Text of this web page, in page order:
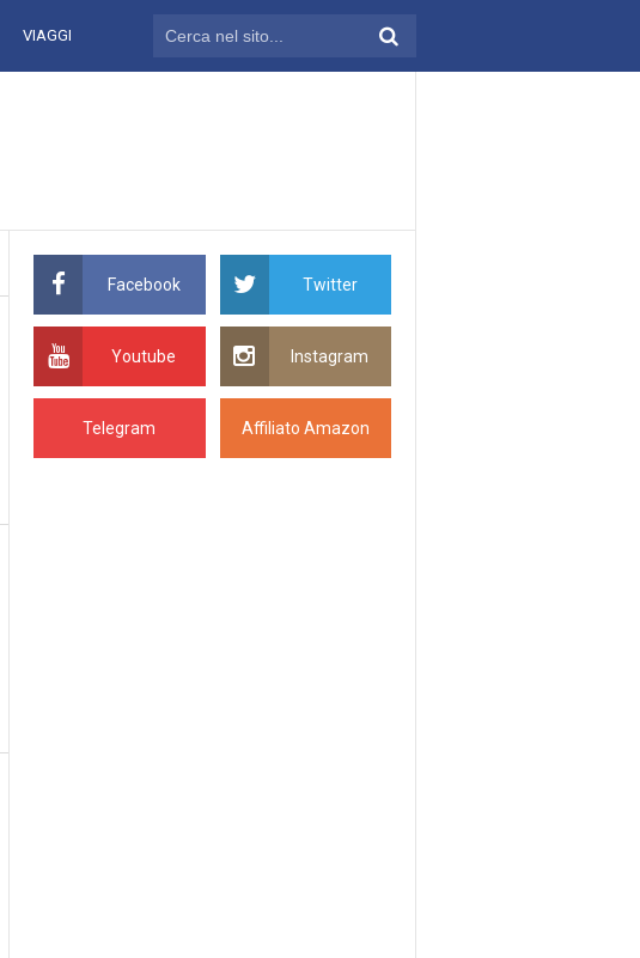
VIAGGI
Facebook Twitter
Youtube Instagram
Telegram Affiliato Amazon